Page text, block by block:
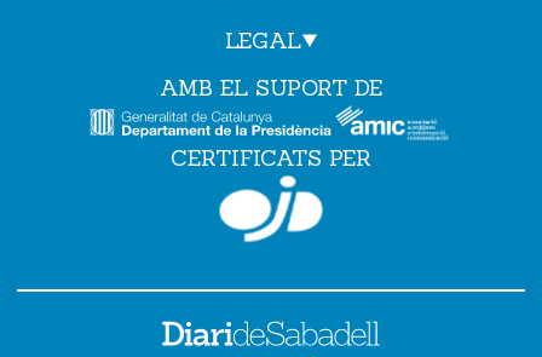
LEGAL
AMB EL SUPORT DE
CERTIFICATS PER